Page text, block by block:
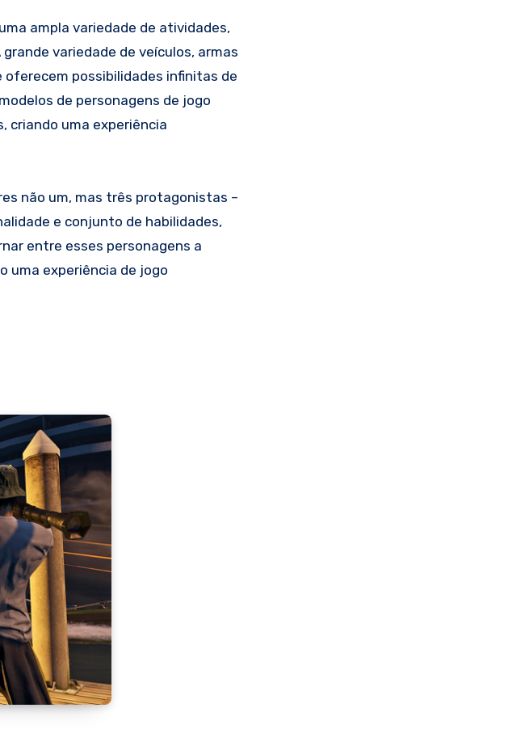
ampla variedade de atividades,
variedade de veículos, armas
oferecem possibilidades infinitas de
de personagens de jogo
criando uma experiência
não um, mas três protagonistas –
e conjunto de habilidades,
entre esses personagens a
uma experiência de jogo